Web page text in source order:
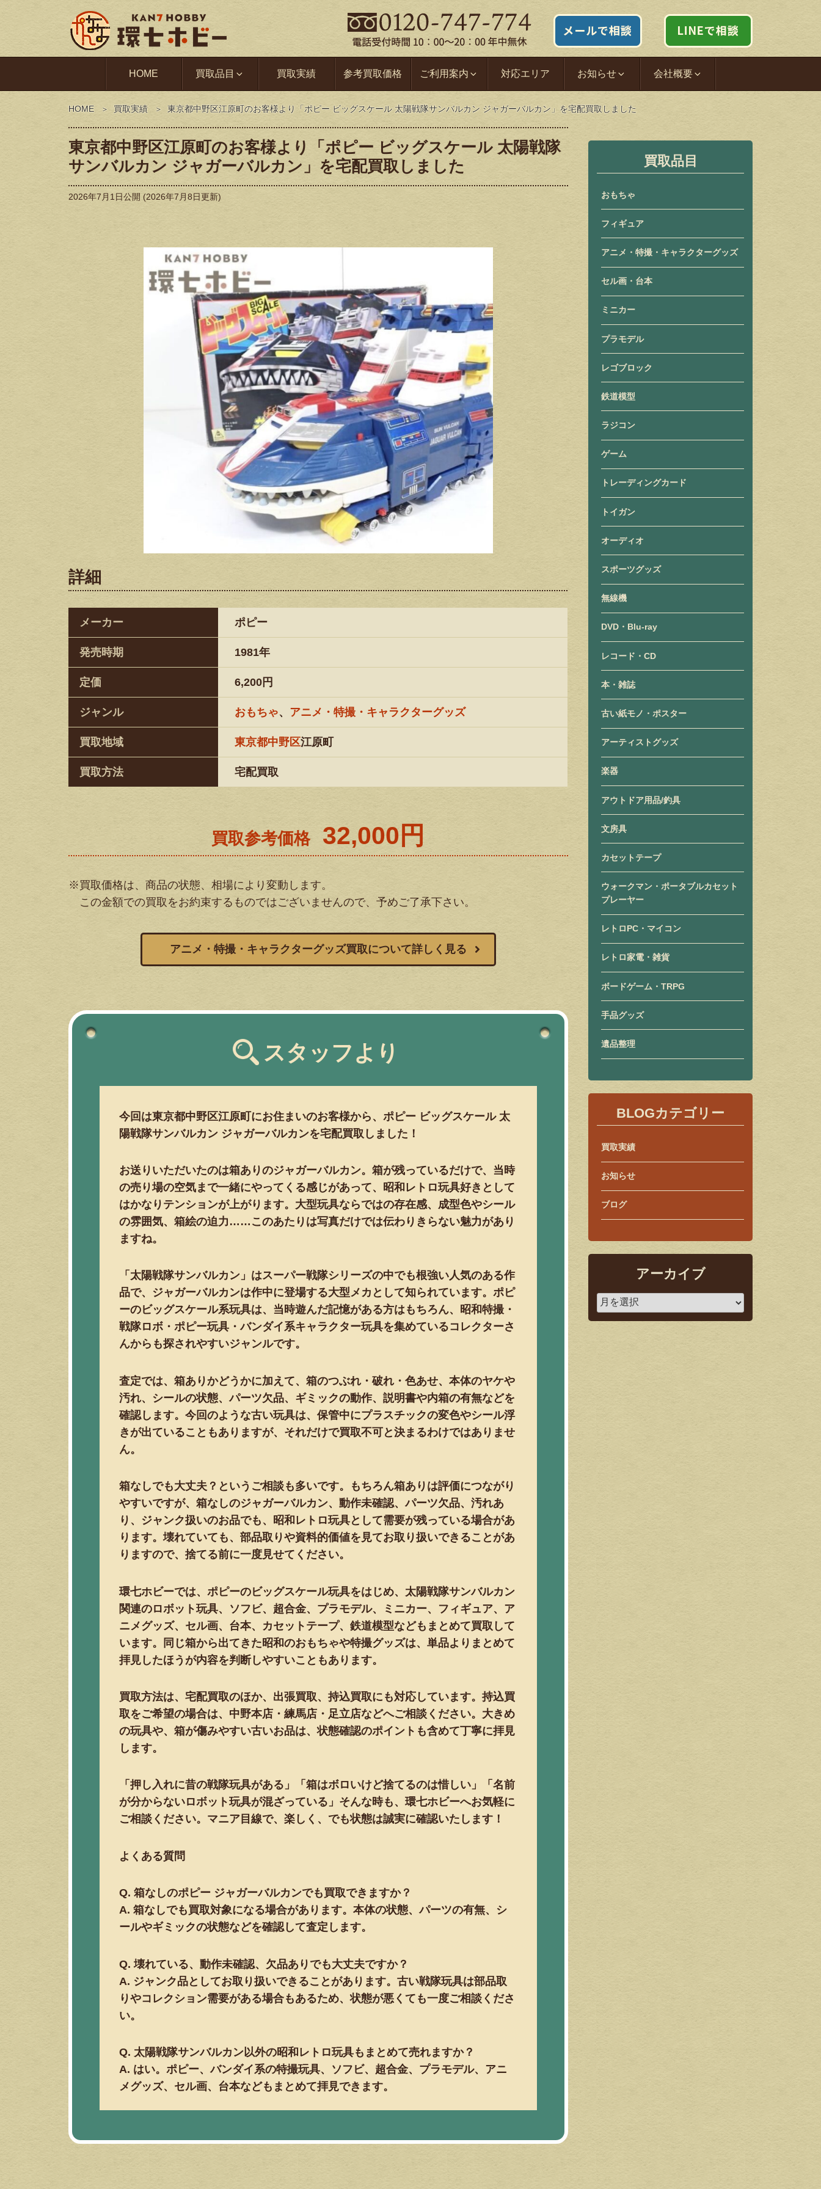
HOME 買取品目 買取実績 参考買取価格 ご利用案内 対応エリア お知らせ 会社概要
HOME 買取実績 東京都中野区江原町のお客様より「ポピー ビッグスケール 太陽戦隊サンバルカン ジャガーバルカン」を宅配買取しました
東京都中野区江原町のお客様より「ポピー ビッグスケール 太陽戦隊
サンバルカン ジャガーバルカン」を宅配買取しました
2026年7月1日公開 (2026年7月8日更新)
詳細
メーカー ポピー
発売時期 1981年
定価 6,200円
ジャンル おもちゃ、 アニメ・特撮・キャラクターグッズ
買取地域 東京都中野区江原町
買取方法 宅配買取
買取参考価格 32,000円
※買取価格は、商品の状態、相場により変動します。
この金額での買取をお約束するものではございませんので、予めご了承下さい。
アニメ・特撮・キャラクターグッズ買取について詳しく見る
スタッフより
今回は東京都中野区江原町にお住まいのお客様から、ポピー ビッグスケール 太
陽戦隊サンバルカン ジャガーバルカンを宅配買取しました！
お送りいただいたのは箱ありのジャガーバルカン。箱が残っているだけで、当時
の売り場の空気まで一緒にやってくる感じがあって、昭和レトロ玩具好きとして
はかなりテンションが上がります。大型玩具ならではの存在感、成型色やシール
の雰囲気、箱絵の迫力……このあたりは写真だけでは伝わりきらない魅力があり
ますね。
「太陽戦隊サンバルカン」はスーパー戦隊シリーズの中でも根強い人気のある作
品で、ジャガーバルカンは作中に登場する大型メカとして知られています。ポピ
ーのビッグスケール系玩具は、当時遊んだ記憶がある方はもちろん、昭和特撮・
戦隊ロボ・ポピー玩具・バンダイ系キャラクター玩具を集めているコレクターさ
んからも探されやすいジャンルです。
査定では、箱ありかどうかに加えて、箱のつぶれ・破れ・色あせ、本体のヤケや
汚れ、シールの状態、パーツ欠品、ギミックの動作、説明書や内箱の有無などを
確認します。今回のような古い玩具は、保管中にプラスチックの変色やシール浮
きが出ていることもありますが、それだけで買取不可と決まるわけではありませ
ん。
箱なしでも大丈夫？というご相談も多いです。もちろん箱ありは評価につながり
やすいですが、箱なしのジャガーバルカン、動作未確認、パーツ欠品、汚れあ
り、ジャンク扱いのお品でも、昭和レトロ玩具として需要が残っている場合があ
ります。壊れていても、部品取りや資料的価値を見てお取り扱いできることがあ
りますので、捨てる前に一度見せてください。
環七ホビーでは、ポピーのビッグスケール玩具をはじめ、太陽戦隊サンバルカン
関連のロボット玩具、ソフビ、超合金、プラモデル、ミニカー、フィギュア、ア
ニメグッズ、セル画、台本、カセットテープ、鉄道模型などもまとめて買取して
います。同じ箱から出てきた昭和のおもちゃや特撮グッズは、単品よりまとめて
拝見したほうが内容を判断しやすいこともあります。
買取方法は、宅配買取のほか、出張買取、持込買取にも対応しています。持込買
取をご希望の場合は、中野本店・練馬店・足立店などへご相談ください。大きめ
の玩具や、箱が傷みやすい古いお品は、状態確認のポイントも含めて丁寧に拝見
します。
「押し入れに昔の戦隊玩具がある」「箱はボロいけど捨てるのは惜しい」「名前
が分からないロボット玩具が混ざっている」そんな時も、環七ホビーへお気軽に
ご相談ください。マニア目線で、楽しく、でも状態は誠実に確認いたします！
よくある質問
Q. 箱なしのポピー ジャガーバルカンでも買取できますか？
A. 箱なしでも買取対象になる場合があります。本体の状態、パーツの有無、シ
ールやギミックの状態などを確認して査定します。
Q. 壊れている、動作未確認、欠品ありでも大丈夫ですか？
A. ジャンク品としてお取り扱いできることがあります。古い戦隊玩具は部品取
りやコレクション需要がある場合もあるため、状態が悪くても一度ご相談くださ
い。
Q. 太陽戦隊サンバルカン以外の昭和レトロ玩具もまとめて売れますか？
A. はい。ポピー、バンダイ系の特撮玩具、ソフビ、超合金、プラモデル、アニ
メグッズ、セル画、台本などもまとめて拝見できます。
買取品目
おもちゃ
フィギュア
アニメ・特撮・キャラクターグッズ
セル画・台本
ミニカー
プラモデル
レゴブロック
鉄道模型
ラジコン
ゲーム
トレーディングカード
トイガン
オーディオ
スポーツグッズ
無線機
DVD・Blu-ray
レコード・CD
本・雑誌
古い紙モノ・ポスター
アーティストグッズ
楽器
アウトドア用品/釣具
文房具
カセットテープ
ウォークマン・ポータブルカセット
プレーヤー
レトロPC・マイコン
レトロ家電・雑貨
ボードゲーム・TRPG
手品グッズ
遺品整理
BLOGカテゴリー
買取実績
お知らせ
ブログ
アーカイブ